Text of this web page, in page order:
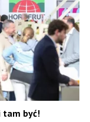
tam być!